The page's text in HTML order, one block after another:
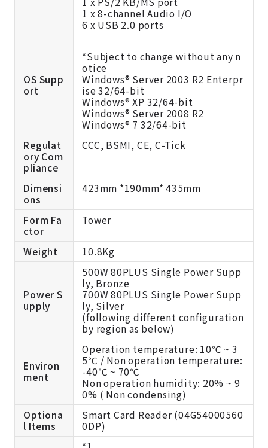
1 x 8-channel Audio I/O
6 x USB 2.0 ports
OS Supp
ort
*Subject to change without any n
otice
Windows® Server 2003 R2 Enterpr
ise 32/64-bit
Windows® XP 32/64-bit
Windows® Server 2008 R2
Windows® 7 32/64-bit
Regulat
ory Com
pliance
CCC, BSMI, CE, C-Tick
Dimensi
ons
423mm *190mm* 435mm
Form Fa
ctor
Tower
Weight 10.8Kg
Power S
upply
500W 80PLUS Single Power Supp
ly, Bronze
700W 80PLUS Single Power Supp
ly, Silver
(following different configuration
by region as below)
Environ
ment
Operation temperature: 10℃ ~ 3
5℃ / Non operation temperature:
-40℃ ~ 70℃
Non operation humidity: 20% ~ 9
0% ( Non condensing)
Optiona
l Items
Smart Card Reader (04G54000560
0DP)